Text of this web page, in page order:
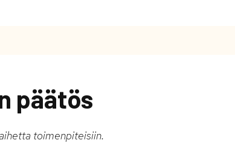
päätös
toimenpiteisiin.